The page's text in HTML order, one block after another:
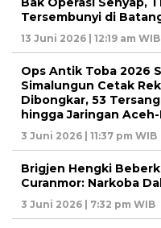
Tersembunyi di
13 Juni 2026 | 12:19 am WIB
Ops Antik Toba 2026
Simalungun Cetak
Dibongkar, 53
hingga Jaringan
3 Juni 2026 | 11:37 pm WIB
Brigjen Hengki
Curanmor: Narkoba
3 Juni 2026 | 7:32 pm WIB